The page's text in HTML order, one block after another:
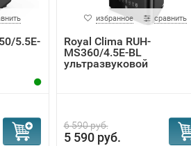
5.5E-
избранное сравнить
Royal Clima RUH-
MS360/4.5E-BL
ультразвуковой
6 590 руб.
5 590 руб.